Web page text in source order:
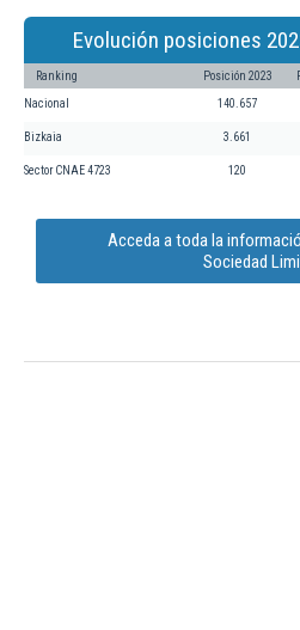
Evolución posiciones
Ranking Posición 2023
Nacional 140.657
Bizkaia 3.661
Sector CNAE 4723 120
Acceda a toda la
Sociedad